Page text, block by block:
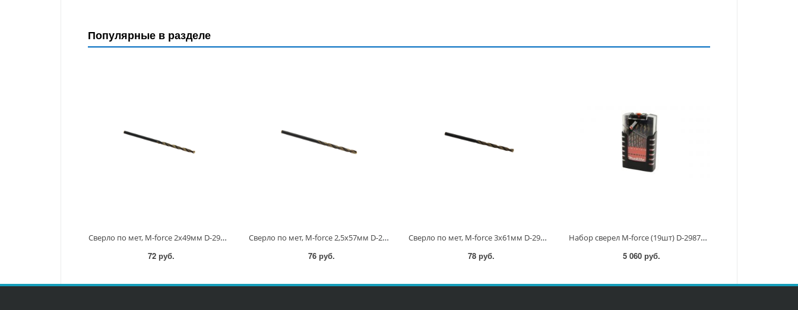
Популярные в разделе
Сверло по мет, M-force 2x49мм D-29614 D-29614
72 руб.
Сверло по мет, M-force 2,5x57мм D-29620 D-29620
76 руб.
Сверло по мет, M-force 3x61мм D-29636 D-29636
78 руб.
Набор сверел M-force (19шт) D-29876 D-29876
5 060 руб.